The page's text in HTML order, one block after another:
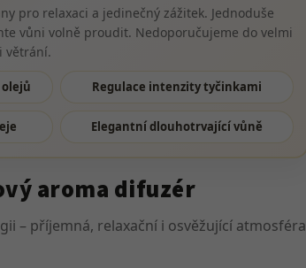
pro relaxaci a jedinečný zážitek. Jednoduše
vůni volně proudit. Nedoporučujeme do velmi
větrání.
Regulace intenzity tyčinkami
Elegantní dlouhotrvající vůně
aroma difuzér
– příjemná, relaxační i osvěžující atmosféra